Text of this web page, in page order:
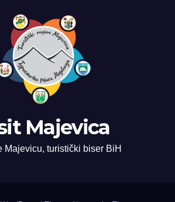
Majevica
Majevicu, turistički biser BiH